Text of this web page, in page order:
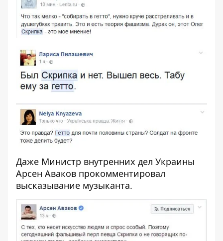
Даже Министр внутренних дел Украины
Арсен Аваков прокомментировал
высказывание музыканта.